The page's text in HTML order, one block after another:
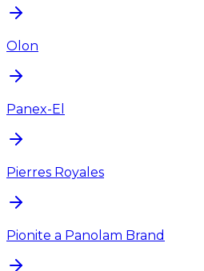
Olon
Panex-El
Pierres Royales
Pionite a Panolam Brand